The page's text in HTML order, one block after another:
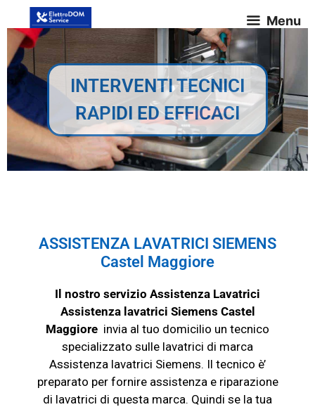
Menu
INTERVENTI TECNICI
RAPIDI ED EFFICACI
ASSISTENZA LAVATRICI SIEMENS
Castel Maggiore
Il nostro servizio Assistenza Lavatrici
Assistenza lavatrici Siemens Castel
Maggiore invia al tuo domicilio un tecnico
specializzato sulle lavatrici di marca
Assistenza lavatrici Siemens. Il tecnico è’
preparato per fornire assistenza e riparazione
di lavatrici di questa marca. Quindi se la tua